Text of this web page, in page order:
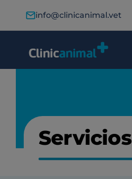
info@clinicanimal.vet
Servicios